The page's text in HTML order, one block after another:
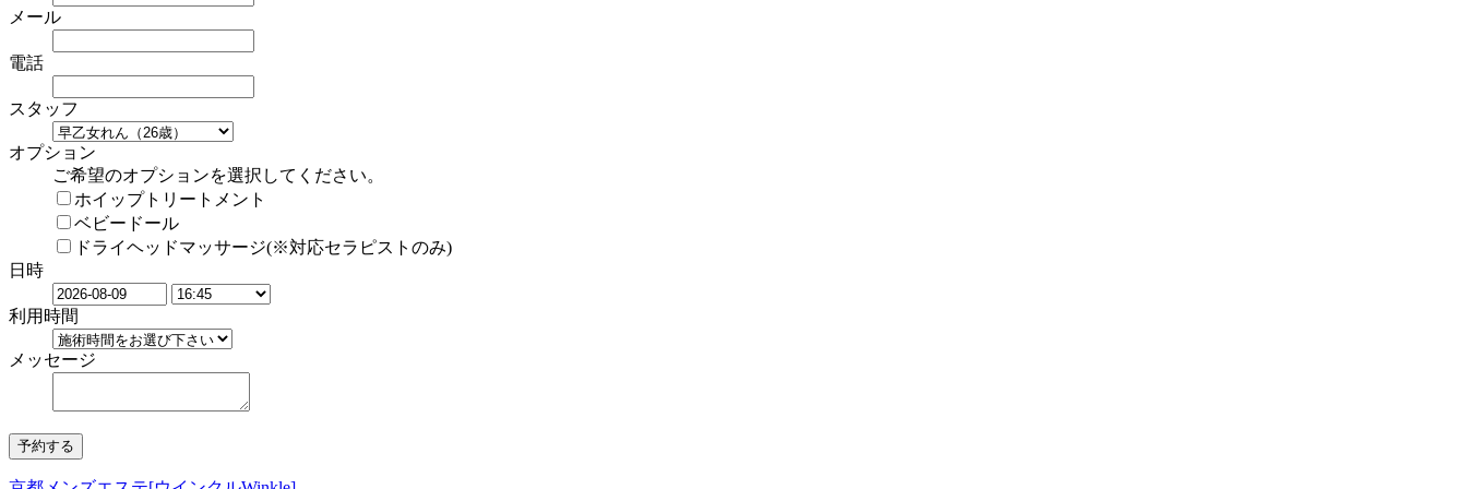
メール
電話
スタッフ
オプション
ご希望のオプションを選択してください。
ホイップトリートメント
ベビードール
ドライヘッドマッサージ(※対応セラピストのみ)
日時
利用時間
メッセージ